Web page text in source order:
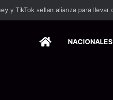
HOMENACIONALES